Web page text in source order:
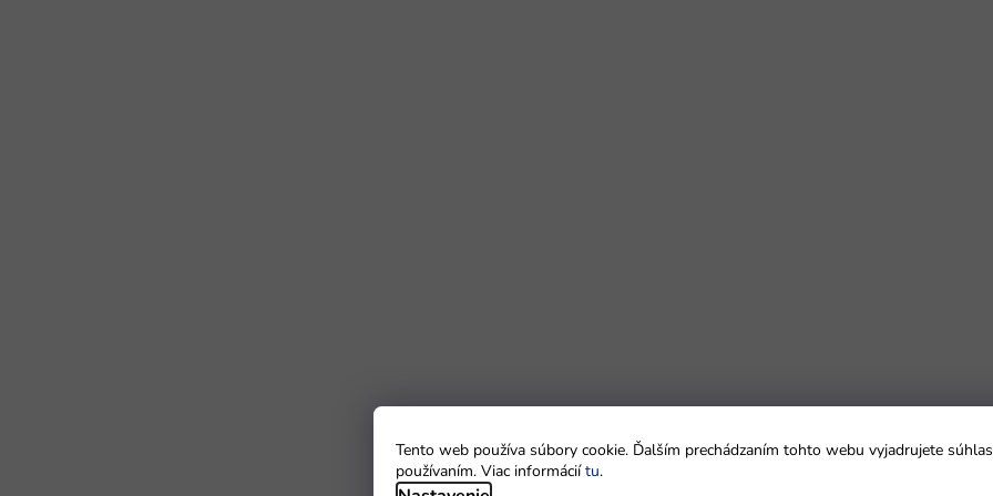
Tento web používa súbory cookie. Ďalším prechádzaním tohto webu vyjadrujete
používaním. Viac informáciítu.